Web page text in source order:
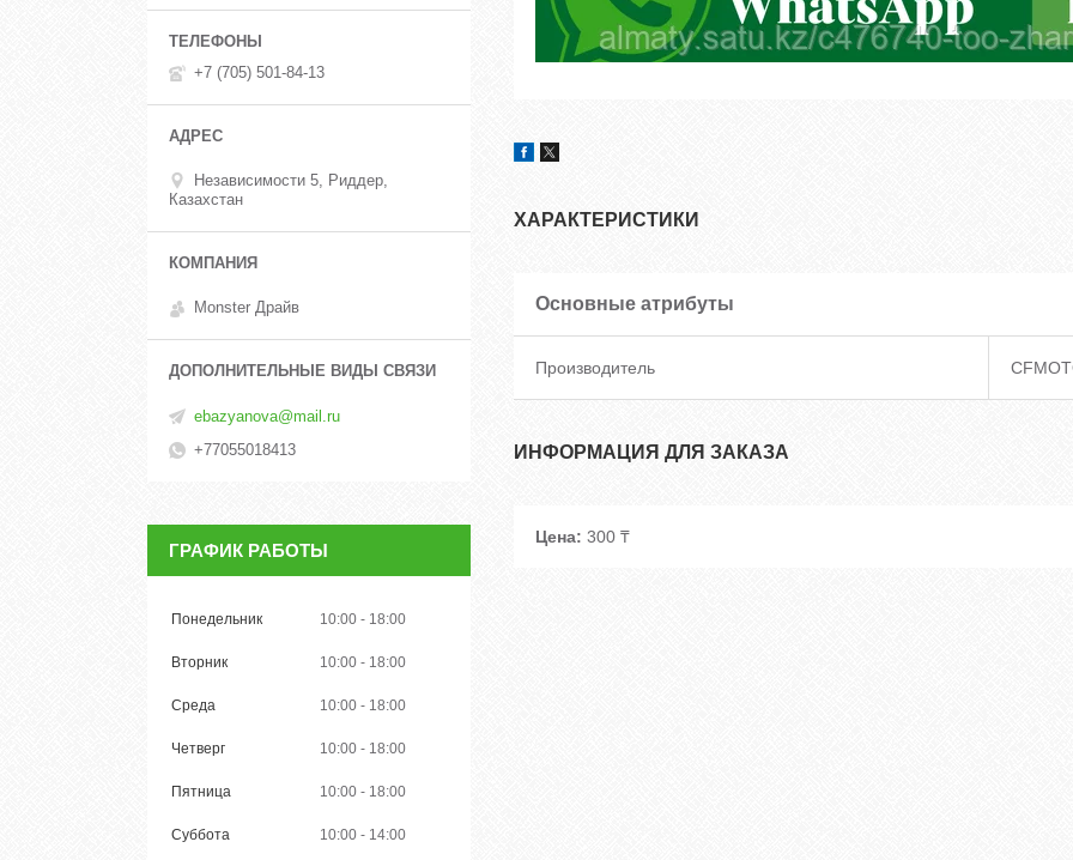
ХАРАКТЕРИСТИКИ
Основные атрибуты
Производитель
ИНФОРМАЦИЯ ДЛЯ ЗАКАЗА
Цена: 300 ₸
+7 (705) 501-84-13
Независимости 5, Риддер,
Казахстан
Monster Драйв
ebazyanova@mail.ru
+77055018413
ГРАФИК РАБОТЫ
Понедельник 10:00 18:00
Вторник 10:00 18:00
Среда 10:00 18:00
Четверг 10:00 18:00
Пятница 10:00 18:00
Суббота 10:00 14:00